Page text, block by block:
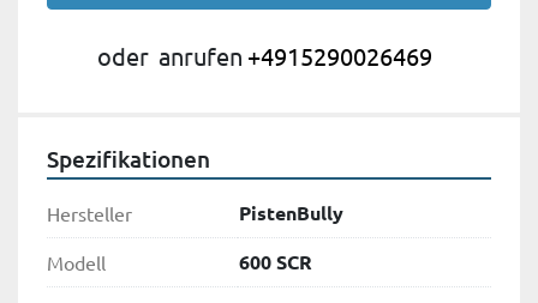
oder anrufen +4915290026469
Spezifikationen
Hersteller PistenBully
Modell 600 SCR